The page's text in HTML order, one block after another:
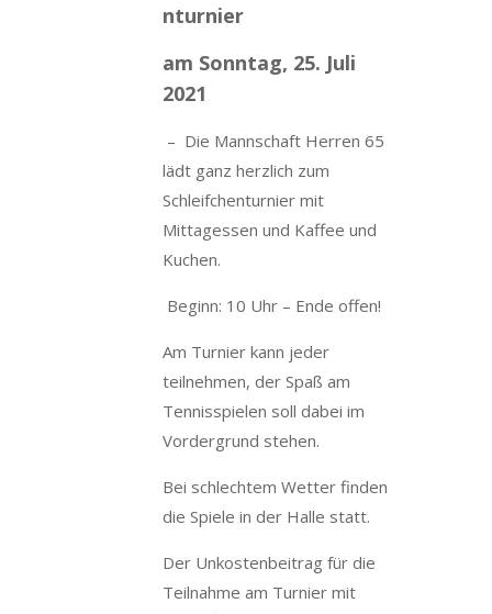
nturnier
am Sonntag, 25. Juli
2021
– Die Mannschaft Herren 65
lädt ganz herzlich zum
Schleifchenturnier mit
Mittagessen und Kaffee und
Kuchen.
Beginn: 10 Uhr – Ende offen!
Am Turnier kann jeder
teilnehmen, der Spaß am
Tennisspielen soll dabei im
Vordergrund stehen.
Bei schlechtem Wetter finden
die Spiele in der Halle statt.
Der Unkostenbeitrag für die
Teilnahme am Turnier mit